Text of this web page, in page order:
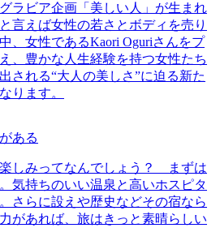
ラビア企画「美しい人」が生まれ
言えば女性の若さとボディを売り
、女性であるKaori Oguriさんをプ
、豊かな人生経験を持つ女性たち
される“大人の美しさ”に迫る新た
ります。
ある
しみってなんでしょう？ まずは
気持ちのいい温泉と高いホスピタ
さらに設えや歴史などその宿なら
があれば、旅はきっと素晴らしい